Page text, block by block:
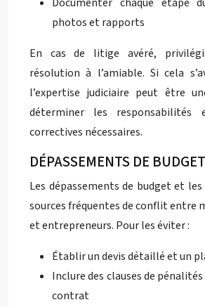
photos et rapports
En cas de litige avéré,
résolution à l’amiable. Si cela
l’expertise judiciaire peut être
déterminer les responsabilités
correctives nécessaires.
DÉPASSEMENTS DE
Les dépassements de budget et
sources fréquentes de conflit entre
et entrepreneurs. Pour les éviter :
Établir un devis détaillé et un
Inclure des clauses de
contrat